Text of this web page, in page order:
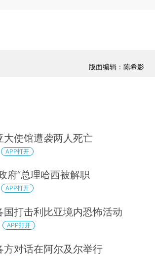
版面编辑：陈希影
大使馆遭袭两人死亡
APP打开
府”总理哈西被解职
APP打开
国打击利比亚境内恐怖活动
APP打开
方对话在阿尔及尔举行